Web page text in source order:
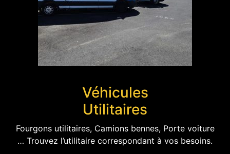
Véhicules
Utilitaires
Fourgons utilitaires, Camions bennes, Porte voiture
… Trouvez l’utilitaire correspondant à vos besoins.